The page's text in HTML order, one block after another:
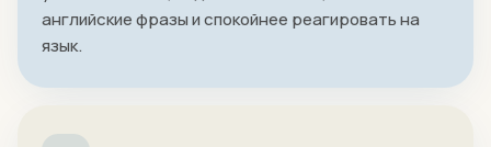
английские фразы и спокойнее реагировать на
язык.